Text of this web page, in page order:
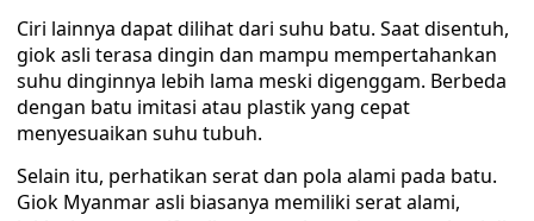
Ciri lainnya dapat dilihat dari suhu batu. Saat disentuh,
giok asli terasa dingin dan mampu mempertahankan
suhu dinginnya lebih lama meski digenggam. Berbeda
dengan batu imitasi atau plastik yang cepat
menyesuaikan suhu tubuh.
Selain itu, perhatikan serat dan pola alami pada batu.
Giok Myanmar asli biasanya memiliki serat alami,